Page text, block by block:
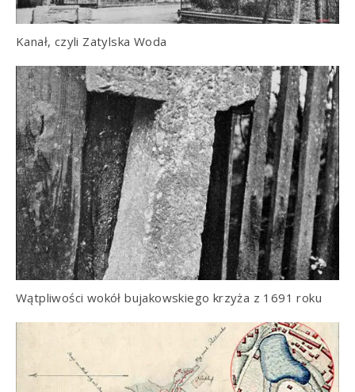
Kanał, czyli Zatylska Woda
Wątpliwości wokół bujakowskiego krzyża z 1691 roku